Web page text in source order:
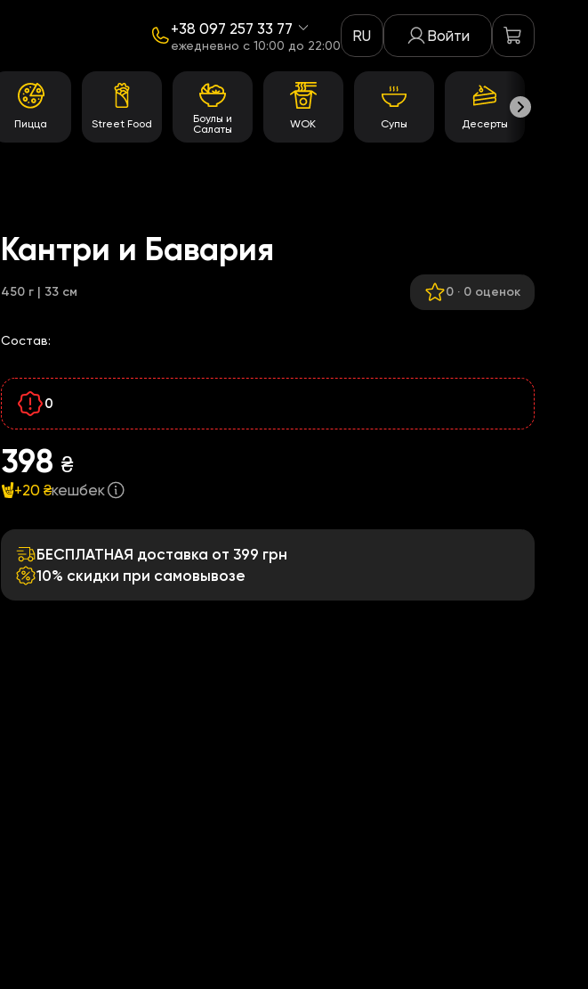
+38 097 257 33 77
ежедневно c 10:00 до 22:00
RU Войти
Пицца Street Food
Боулы и
Салаты
WOK Супы Десерты
Кантри и Бавария
450 г | 33 см 0· 0 оценок
Состав:
0
398 ₴
+20 ₴кешбек
БЕСПЛАТНАЯ доставка от 399 грн
10% скидки при самовывозе